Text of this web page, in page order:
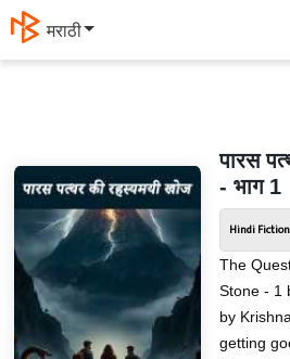
मराठी
पारस
- भाग 1
Hindi
The
Stone - 1
by
getting